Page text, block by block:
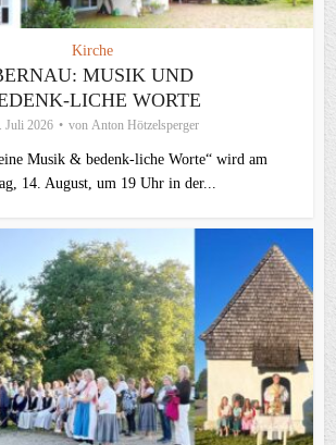
Kirche
MUSIK UND
LICHE WORTE
Juli 2026 von Anton Hötzelsperger
Musik & bedenk-liche Worte“ wird am
14. August, um 19 Uhr in der...